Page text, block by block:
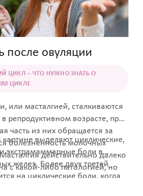
после овуляции
ЦИКЛ – ЧТО НУЖНО ЗНАТЬ О
ЦИКЛЕ
или масталгией, сталкиваются
репродуктивном возрасте, при
часть из них обращается за
болезненность молочных
действительно далеко
с какой-либо патологией, но
половины женщин
выделяют циклические,
экстрамаммарные боли в
желез. Более двух третей
на циклические боли, когда